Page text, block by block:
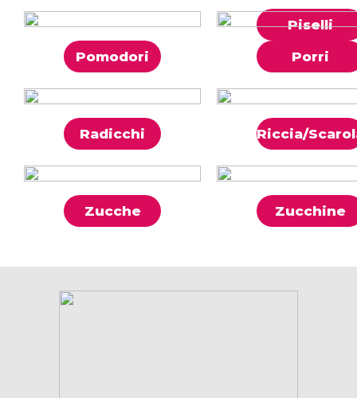
Piselli
Pomodori
Porri
Radicchi Riccia/
Zucche Zucchine